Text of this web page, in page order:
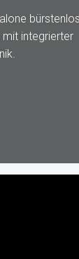
integrierter